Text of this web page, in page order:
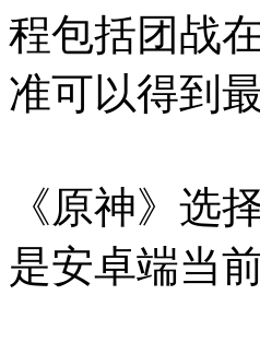
程包括团战
准可以得到
《原神》选
是安卓端当